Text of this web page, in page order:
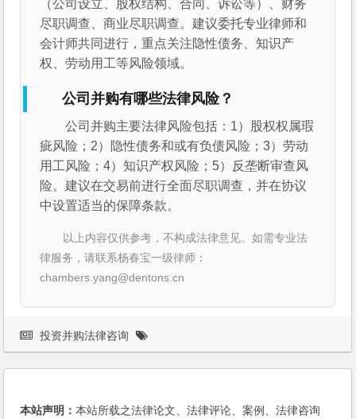
（公司设立、股权结构、合同、诉讼等）、财务
尽职调查、商业尽职调查。建议委托专业律师和
会计师共同进行，重点关注隐性债务、知识产
权、劳动用工等风险领域。
公司并购有哪些法律风险？
公司并购主要法律风险包括：1）股权权属瑕
疵风险；2）隐性债务和或有负债风险；3）劳动
用工风险；4）知识产权风险；5）反垄断审查风
险。建议在交易前进行全面尽职调查，并在协议
中设置适当的保障条款。
以上内容仅供参考，不构成法律意见。如需专业法
律服务，请联系杨春宝一级律师：
chambers.yang@dentons.cn
投资并购法律咨询
本站声明：本站所载之法律论文、法律评论、案例、法律咨询